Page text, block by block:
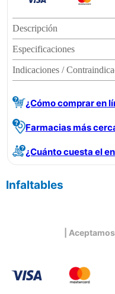
Descripción
Especificaciones
Indicaciones /
¿Cómo comprar en
Farmacias más
¿Cuánto cuesta el
Infaltables
|